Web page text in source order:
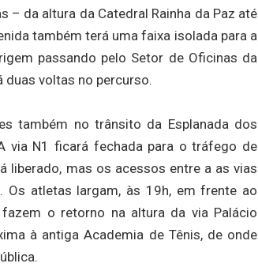
– da altura da Catedral Rainha da Paz até
também terá uma faixa isolada para a
passando pelo Setor de Oficinas da
duas voltas no percurso.
também no trânsito da Esplanada dos
via N1 ficará fechada para o tráfego de
liberado, mas os acessos entre a as vias
Os atletas largam, às 19h, em frente ao
o retorno na altura da via Palácio
à antiga Academia de Tênis, de onde